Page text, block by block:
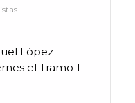
López
el Tramo 1